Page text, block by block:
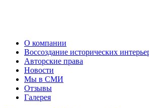
О компании
Воссоздание исторических
Авторские права
Новости
Мы в СМИ
Отзывы
Галерея